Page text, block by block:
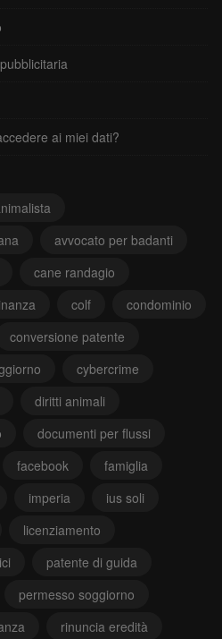
ai miei dati?
avvocato per badanti
cane randagio
colf
condominio
conversione patente
cybercrime
diritti animali
documenti per flussi
facebook
famiglia
imperia
ius soli
licenziamento
patente di guida
permesso soggiorno
rinuncia eredità